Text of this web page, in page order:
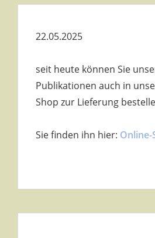
22.05.2025
seit heute können Sie
Publikationen auch in
Shop zur Lieferung
Sie finden ihn hier: Online-